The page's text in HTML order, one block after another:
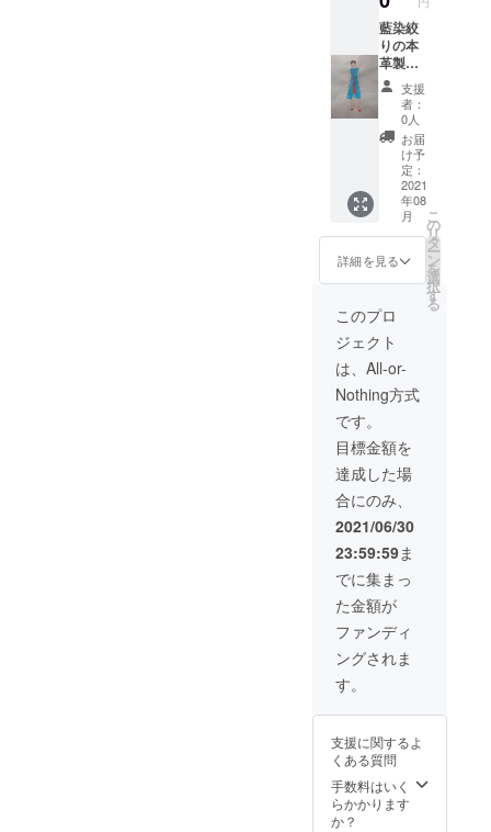
けま
す。 丸
い模様
やグラ
デー
ション
がか
かって
いると
ころが
絞った
柄にな
りま
す。 7
万円で
販売予
品です
が、支
援者様
には今
回特別
価格に
なって
おりま
すので
何卒よ
ろしく
お願い
しま
す。 送
料も無
料とな
りま
す。 サ
イズは
す。 M
ズ 着
丈
105.0c
m バ
藍染絞
りの本
革製ワ
ンピー
スをご
提供さ
せてい
ただき
ます。
生地と
は違う
本革な
らでは
の高級
感。丁
つ一つ
手作業
で絞っ
た藍染
の柄を
お楽し
す。 1
枚目の
デッサ
ン画の
ように
前側が
ボタン
で留め
るデザ
イン
で、生
地のワ
ンピー
のよう
ト感覚
で羽
織って
着れる
支援
者：
0人
お届
け予
定：
2021
年08
月
詳細を見る
こ
の
リ
タ
ー
ン
を
選
択
す
る
このプロ
ジェクト
は、All-or-
Nothing方式
です。
目標金額を
達成した場
合にのみ、
2021/06/30
23:59:59ま
でに集まっ
た金額が
ファンディ
ングされま
す。
支援に関するよ
くある質問
手数料はいく
らかかります
か？